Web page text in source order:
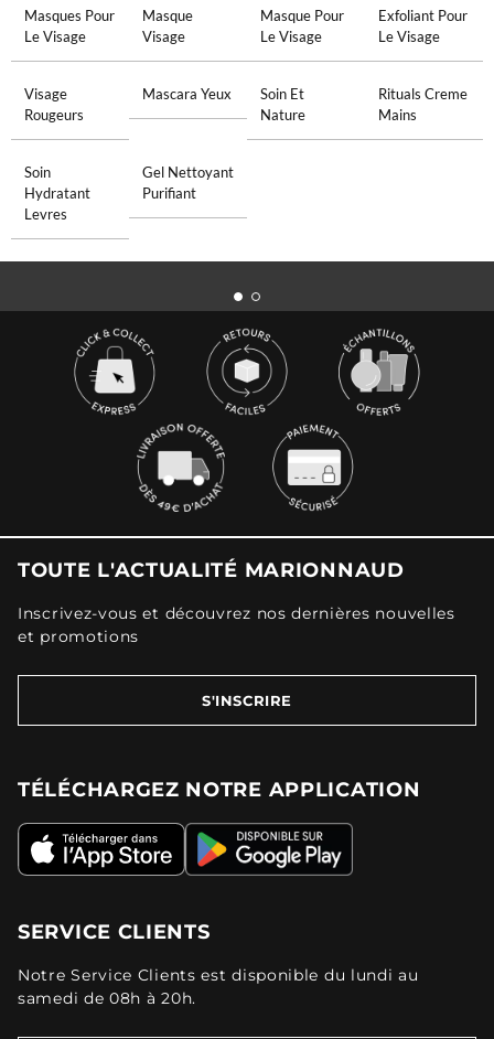
Masques Pour
Le Visage
Masque
Visage
Masque Pour
Le Visage
Exfoliant Pour
Le Visage
Visage
Rougeurs
Mascara Yeux
Soin Et
Nature
Rituals Creme
Mains
Soin
Hydratant
Levres
Gel Nettoyant
Purifiant
TOUTE L'ACTUALITÉ MARIONNAUD
Inscrivez-vous et découvrez nos dernières nouvelles
et promotions
S'INSCRIRE
TÉLÉCHARGEZ NOTRE APPLICATION
SERVICE CLIENTS
Notre Service Clients est disponible du lundi au
samedi de 08h à 20h.